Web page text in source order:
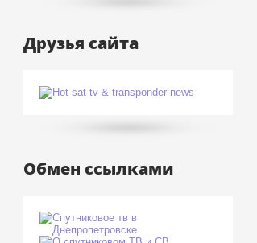
Друзья сайта
Обмен ссылками